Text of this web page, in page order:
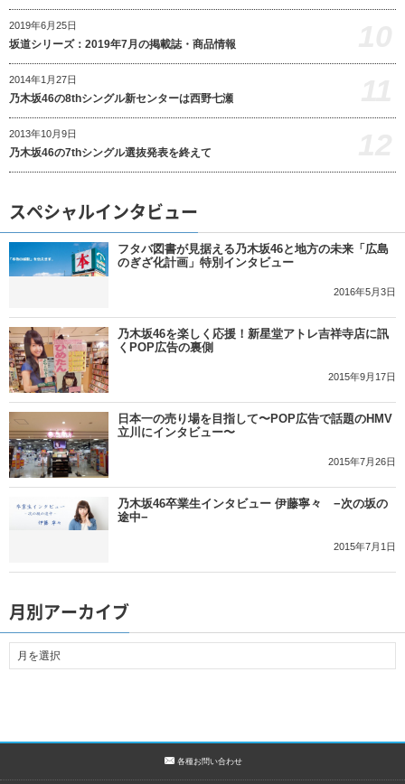
2019年6月25日
坂道シリーズ：2019年7月の掲載誌・商品情報
2014年1月27日
乃木坂46の8thシングル新センターは西野七瀬
2013年10月9日
乃木坂46の7thシングル選抜発表を終えて
スペシャルインタビュー
フタバ図書が見据える乃木坂46と地方の未来「広島
のぎざ化計画」特別インタビュー
2016年5月3日
乃木坂46を楽しく応援！新星堂アトレ吉祥寺店に訊
くPOP広告の裏側
2015年9月17日
日本一の売り場を目指して〜POP広告で話題のHMV
立川にインタビュー〜
2015年7月26日
乃木坂46卒業生インタビュー 伊藤寧々 −次の坂の
途中−
2015年7月1日
月別アーカイブ
各種お問い合わせ